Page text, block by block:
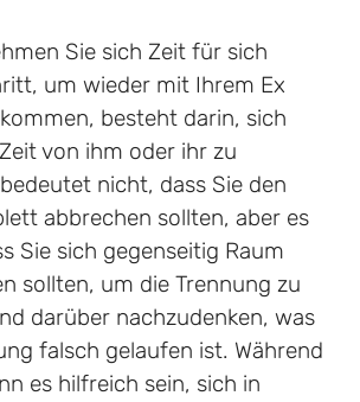
Sie sich Zeit für sich
um wieder mit Ihrem Ex
besteht darin, sich
von ihm oder ihr zu
nicht, dass Sie den
abbrechen sollten, aber es
Sie sich gegenseitig Raum
sollten, um die Trennung zu
darüber nachzudenken, was
falsch gelaufen ist. Während
es hilfreich sein, sich in